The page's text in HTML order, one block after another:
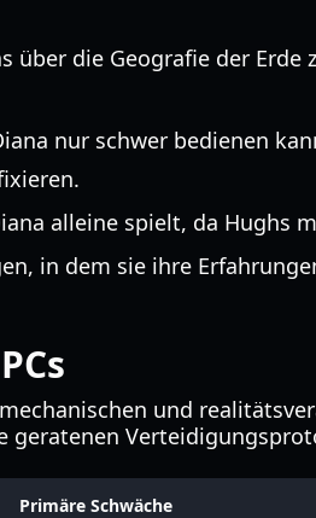
über die Geografie der
nur schwer bedienen
alleine spielt, da Hughs
in dem sie ihre
und
Primäre Schwäche